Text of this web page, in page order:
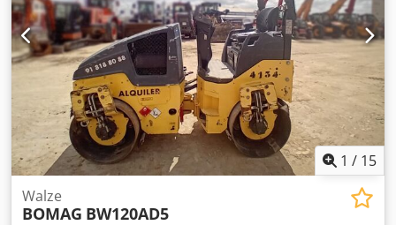
1 / 15
Walze
BOMAG BW120AD5